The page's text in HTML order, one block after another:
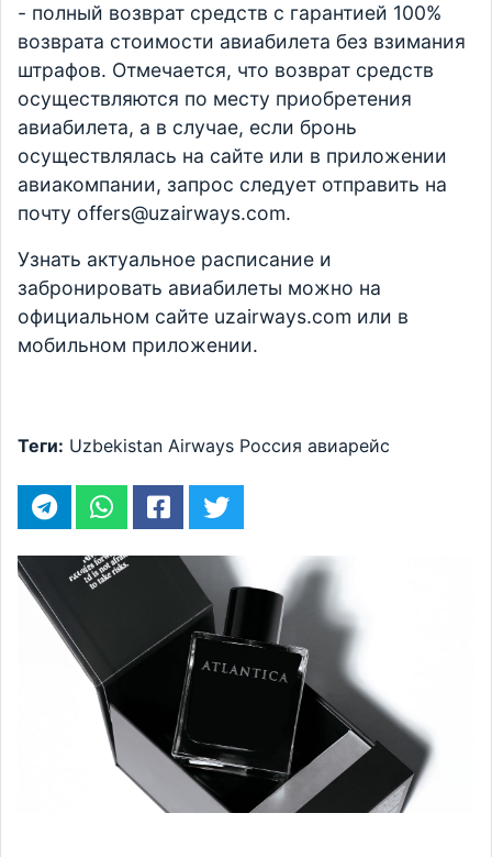
- полный возврат средств с гарантией 100%
возврата стоимости авиабилета без взимания
штрафов. Отмечается, что возврат средств
осуществляются по месту приобретения
авиабилета, а в случае, если бронь
осуществлялась на сайте или в приложении
авиакомпании, запрос следует отправить на
почту offers@uzairways.com.
Узнать актуальное расписание и
забронировать авиабилеты можно на
официальном сайте uzairways.com или в
мобильном приложении.
Теги: Uzbekistan Airways Россия авиарейс